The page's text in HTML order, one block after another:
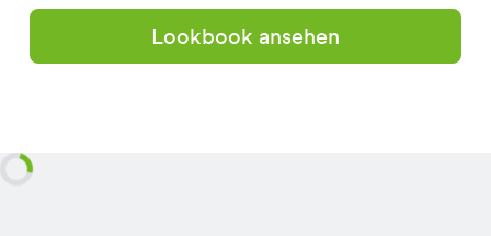
Lookbook ansehen